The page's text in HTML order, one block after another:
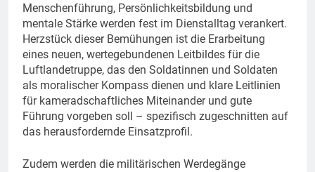
Menschenführung, Persönlichkeitsbildung und
mentale Stärke werden fest im Dienstalltag verankert.
Herzstück dieser Bemühungen ist die Erarbeitung
eines neuen, wertegebundenen Leitbildes für die
Luftlandetruppe, das den Soldatinnen und Soldaten
als moralischer Kompass dienen und klare Leitlinien
für kameradschaftliches Miteinander und gute
Führung vorgeben soll – spezifisch zugeschnitten auf
das herausfordernde Einsatzprofil.
Zudem werden die militärischen Werdegänge